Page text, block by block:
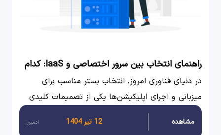
راهنمای انتخاب بین سرور اختصاصی و IaaS: کدام
گزینه برای شما بهتر است؟
در دنیای فناوری امروز، انتخاب بستر مناسب برای
میزبانی و اجرای اپلیکیشن‌ها یکی از تصمیمات کلیدی
برای هر کسب‌وکاری است. دو گزینه محبوب برای این
منظور سرور اختصاصی و زیرساخت به‌عنوان سرویس
مشاهده 12 تیر 1404 ادمین